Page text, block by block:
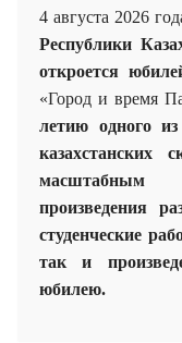
4 августа 2026
Республики
откроется
«Город и время
летию одного
казахстанских
масштабным
произведения
студенческие
так и
юбилею.